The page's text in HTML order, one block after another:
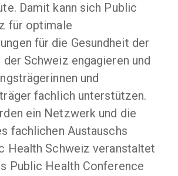
Damit kann sich Public
für optimale
für die Gesundheit der
Schweiz engagieren und
und
fachlich unterstützen.
ein Netzwerk und die
fachlichen Austauschs
Health Schweiz veranstaltet
Public Health Conference